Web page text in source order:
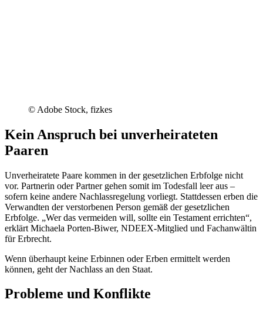
© Adobe Stock, fizkes
Kein Anspruch bei unverheirateten
Paaren
Unverheiratete Paare kommen in der gesetzlichen Erbfolge nicht
vor. Partnerin oder Partner gehen somit im Todesfall leer aus –
sofern keine andere Nachlassregelung vorliegt. Stattdessen erben die
Verwandten der verstorbenen Person gemäß der gesetzlichen
Erbfolge. „Wer das vermeiden will, sollte ein Testament errichten“,
erklärt Michaela Porten-Biwer, NDEEX-Mitglied und Fachanwältin
für Erbrecht.
Wenn überhaupt keine Erbinnen oder Erben ermittelt werden
können, geht der Nachlass an den Staat.
Probleme und Konflikte